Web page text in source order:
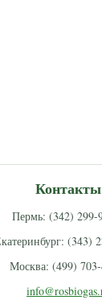
Контакты
Пермь: (342) 299-
(343)
Москва: (499)